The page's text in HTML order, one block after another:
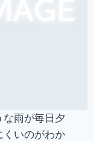
な雨が毎日夕
くいのがわか